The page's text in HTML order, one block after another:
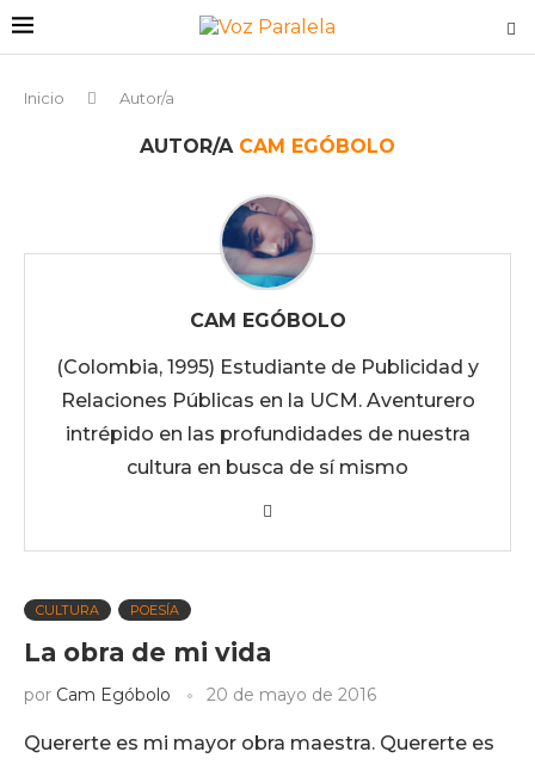
Inicio Autor/a
AUTOR/A CAM EGÓBOLO
CAM EGÓBOLO
(Colombia, 1995) Estudiante de Publicidad y
Relaciones Públicas en la UCM. Aventurero
intrépido en las profundidades de nuestra
cultura en busca de sí mismo
CULTURA POESÍA
La obra de mi vida
por Cam Egóbolo 20 de mayo de 2016
Quererte es mi mayor obra maestra. Quererte es